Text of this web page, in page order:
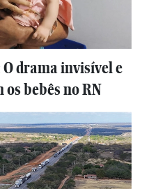
drama invisível e
bebês no RN